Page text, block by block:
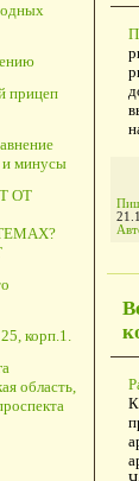
прицеп
и минусы
ОТ
корп.1.
область,